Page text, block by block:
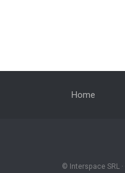
Home
© Interspace SRL